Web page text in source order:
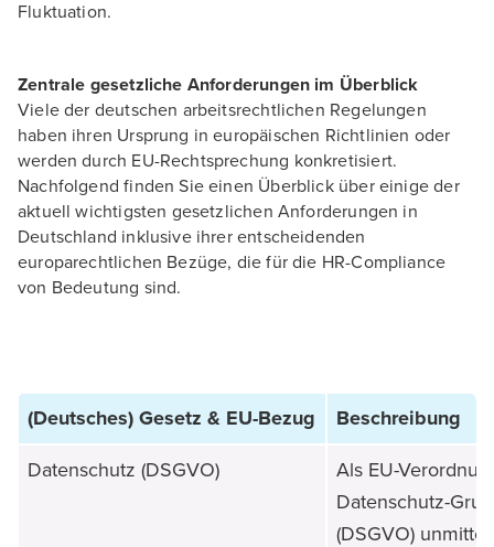
Fluktuation.
Zentrale gesetzliche Anforderungen im Überblick
Viele der deutschen arbeitsrechtlichen Regelungen
haben ihren Ursprung in europäischen Richtlinien oder
werden durch EU-Rechtsprechung konkretisiert.
Nachfolgend finden Sie einen Überblick über einige der
aktuell wichtigsten gesetzlichen Anforderungen in
Deutschland inklusive ihrer entscheidenden
europarechtlichen Bezüge, die für die HR-Compliance
von Bedeutung sind.
(Deutsches) Gesetz & EU-Bezug Beschreibung
Datenschutz (DSGVO)
Als EU-
Datenschutz-
(DSGVO)